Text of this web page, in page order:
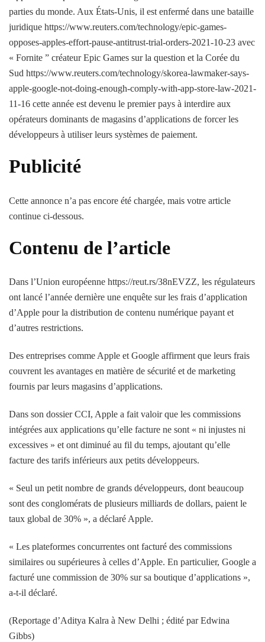
parties du monde. Aux États-Unis, il est enfermé dans une bataille
juridique https://www.reuters.com/technology/epic-games-
opposes-apples-effort-pause-antitrust-trial-orders-2021-10-23 avec
« Fornite ” créateur Epic Games sur la question et la Corée du
Sud https://www.reuters.com/technology/skorea-lawmaker-says-
apple-google-not-doing-enough-comply-with-app-store-law-2021-
11-16 cette année est devenu le premier pays à interdire aux
opérateurs dominants de magasins d’applications de forcer les
développeurs à utiliser leurs systèmes de paiement.
Publicité
Cette annonce n’a pas encore été chargée, mais votre article
continue ci-dessous.
Contenu de l’article
Dans l’Union européenne https://reut.rs/38nEVZZ, les régulateurs
ont lancé l’année dernière une enquête sur les frais d’application
d’Apple pour la distribution de contenu numérique payant et
d’autres restrictions.
Des entreprises comme Apple et Google affirment que leurs frais
couvrent les avantages en matière de sécurité et de marketing
fournis par leurs magasins d’applications.
Dans son dossier CCI, Apple a fait valoir que les commissions
intégrées aux applications qu’elle facture ne sont « ni injustes ni
excessives » et ont diminué au fil du temps, ajoutant qu’elle
facture des tarifs inférieurs aux petits développeurs.
« Seul un petit nombre de grands développeurs, dont beaucoup
sont des conglomérats de plusieurs milliards de dollars, paient le
taux global de 30% », a déclaré Apple.
« Les plateformes concurrentes ont facturé des commissions
similaires ou supérieures à celles d’Apple. En particulier, Google a
facturé une commission de 30% sur sa boutique d’applications »,
a-t-il déclaré.
(Reportage d’Aditya Kalra à New Delhi ; édité par Edwina
Gibbs)